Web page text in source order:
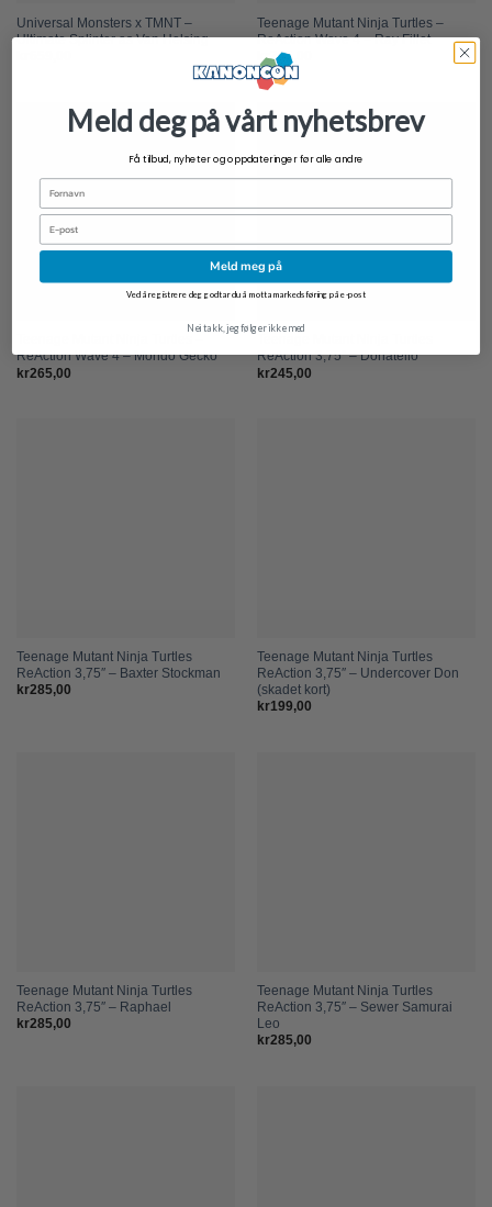
Universal Monsters x TMNT –
Ultimate Splinter as Van Helsing
Teenage Mutant Ninja Turtles –
ReAction Wave 4 – Ray Fillet
kr265,00
ReAction Wave 4 – Mondo Gecko
kr265,00
ReAction 3,75″ – Donatello
kr245,00
Teenage Mutant Ninja Turtles
ReAction 3,75″ – Baxter Stockman
kr285,00
Teenage Mutant Ninja Turtles
ReAction 3,75″ – Undercover Don
(skadet kort)
kr199,00
Teenage Mutant Ninja Turtles
ReAction 3,75″ – Raphael
kr285,00
Teenage Mutant Ninja Turtles
ReAction 3,75″ – Sewer Samurai
Leo
kr285,00
Meld deg på vårt nyhetsbrev
Få tilbud, nyheter og oppdateringer før alle andre
Fornavn
Email
Meld meg på
Ved å registrere deg godtar du å motta markedsføring på e-post
Nei takk, jeg følger ikke med